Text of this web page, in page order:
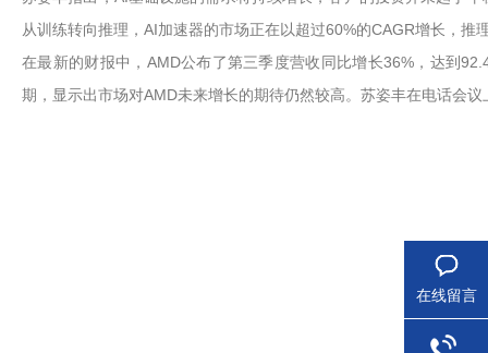
从训练转向推理，AI加速器的市场正在以超过60%的CAGR增长，推
在最新的财报中，AMD公布了第三季度营收同比增长36%，达到
期，显示出市场对AMD未来增长的期待仍然较高。苏姿丰在电话会
在线留言